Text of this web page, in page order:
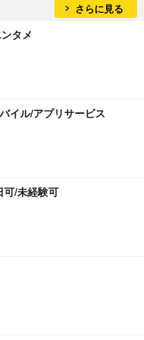
さらに見る
タメ
イル/アプリサービス
可/未経験可